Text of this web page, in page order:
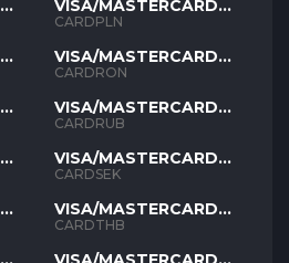
VISA/MASTERCARD
PLN
CARDPLN
VISA/MASTERCARD
RON
CARDRON
VISA/MASTERCARD
RUB
CARDRUB
VISA/MASTERCARD
SEK
CARDSEK
VISA/MASTERCARD
THB
CARDTHB